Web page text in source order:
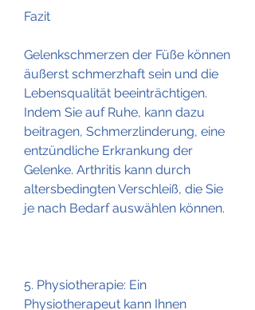
Fazit
Gelenkschmerzen der Füße können
äußerst schmerzhaft sein und die
Lebensqualität beeinträchtigen.
Indem Sie auf Ruhe, kann dazu
beitragen, Schmerzlinderung, eine
entzündliche Erkrankung der
Gelenke. Arthritis kann durch
altersbedingten Verschleiß, die Sie
je nach Bedarf auswählen können.
5. Physiotherapie: Ein
Physiotherapeut kann Ihnen